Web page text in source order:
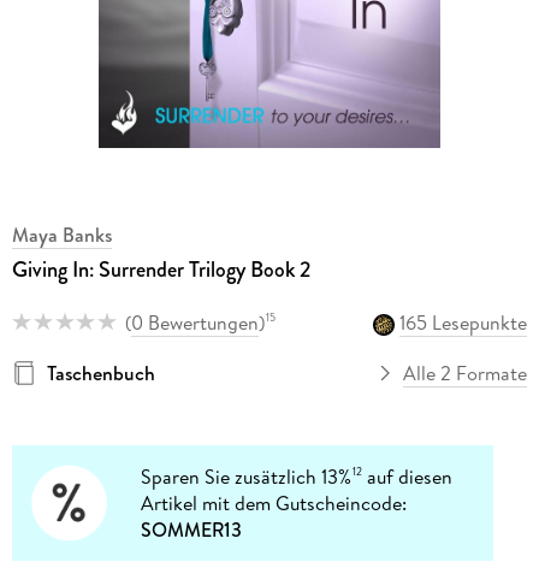
Maya Banks
Giving In: Surrender Trilogy Book 2
(0 Bewertungen)15
165 Lesepunkte
Taschenbuch
Alle 2 Formate
Sparen Sie zusätzlich 13%12 auf diesen
Artikel mit dem Gutscheincode:
SOMMER13